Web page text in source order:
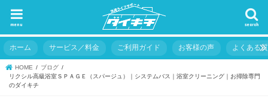
search
menu
ホーム サービス／料金 ご利用ガイド お客様の声 よくある
HOME
ブログ
リクシル高級浴室ＳＰＡＧＥ（スパージュ）｜システムバス｜浴室クリーニング｜お掃除専門
のダイキチ